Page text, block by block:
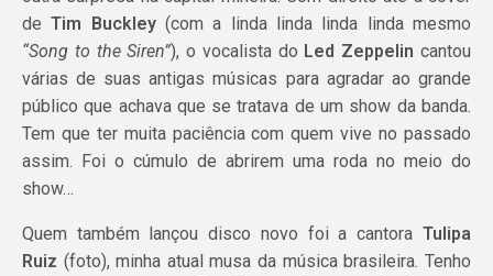
deTim Buckley(com a linda linda linda linda mesmo
“Song to the Siren”), o vocalista do Led Zeppelin cantou
várias de suas antigas músicas para agradar ao grande
público que achava que se tratava de um show da banda.
Tem que ter muita paciência com quem vive no passado
assim. Foi o cúmulo de abrirem uma roda no meio do
show…
Quem também lançou disco novo foi a cantora Tulipa
Ruiz (foto), minha atual musa da música brasileira. Tenho